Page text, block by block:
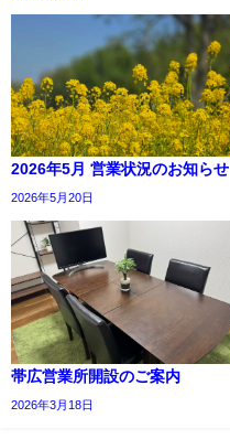
2026年5月 営業状況のお知らせ
2026年5月20日
帯広営業所開設のご案内
2026年3月18日